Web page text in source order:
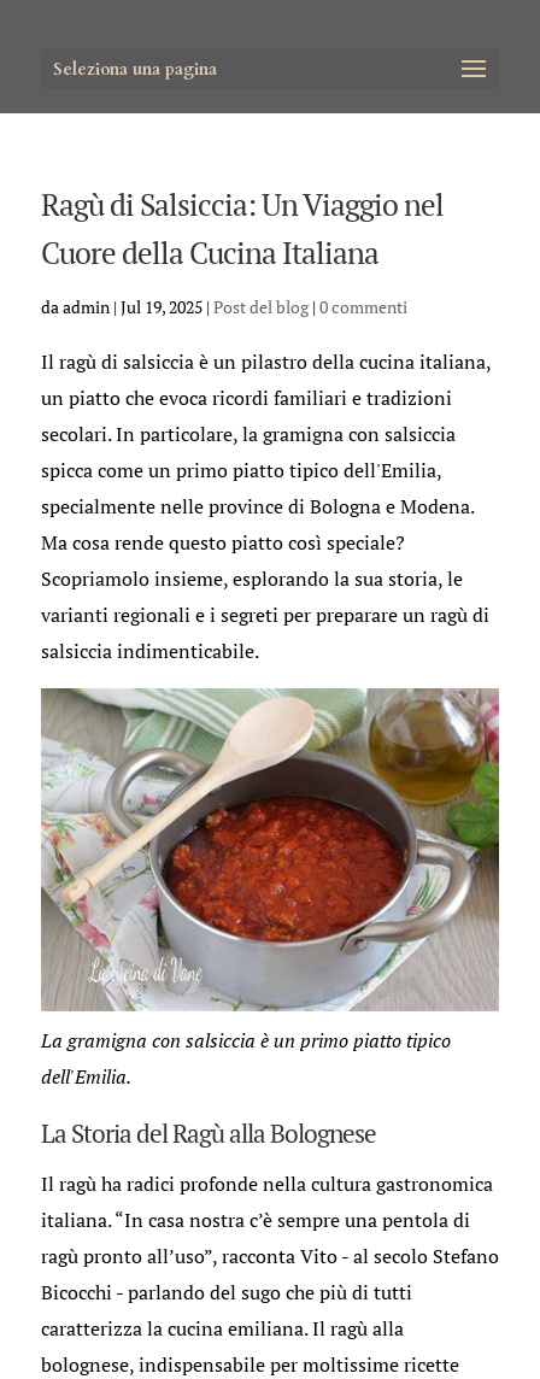
Seleziona una pagina
Ragù di Salsiccia: Un Viaggio nel
Cuore della Cucina Italiana
daadmin| Jul 19, 2025| Post del blog| 0 commenti
Il ragù di salsiccia è un pilastro della cucina italiana,
un piatto che evoca ricordi familiari e tradizioni
secolari. In particolare, la gramigna con salsiccia
spicca come un primo piatto tipico dell'Emilia,
specialmente nelle province di Bologna e Modena.
Ma cosa rende questo piatto così speciale?
Scopriamolo insieme, esplorando la sua storia, le
varianti regionali e i segreti per preparare un ragù di
salsiccia indimenticabile.
La gramigna con salsiccia è un primo piatto tipico
dell'Emilia.
La Storia del Ragù alla Bolognese
Il ragù ha radici profonde nella cultura gastronomica
italiana. “In casa nostra c’è sempre una pentola di
ragù pronto all’uso”, racconta Vito - al secolo Stefano
Bicocchi - parlando del sugo che più di tutti
caratterizza la cucina emiliana. Il ragù alla
bolognese, indispensabile per moltissime ricette